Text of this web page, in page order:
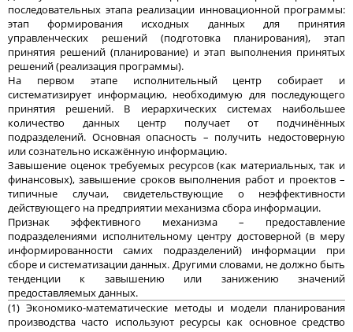
последовательных этапа реализации инновационной программы:
этап формирования исходных данных для принятия
управленческих решений (подготовка планирования), этап
принятия решений (планирование) и этап выполнения принятых
решений (реализация программы).
На первом этапе исполнительный центр собирает и
систематизирует информацию, необходимую для последующего
принятия решений. В иерархических системах наибольшее
количество данных центр получает от подчинённых
подразделений. Основная опасность – получить недостоверную
или сознательно искажённую информацию.
Завышение оценок требуемых ресурсов (как материальных, так и
финансовых), завышение сроков выполнения работ и проектов –
типичные случаи, свидетельствующие о неэффективности
действующего на предприятии механизма сбора информации.
Признак эффективного механизма – предоставление
подразделениями исполнительному центру достоверной (в меру
информированности самих подразделений) информации при
сборе и систематизации данных. Другими словами, не должно быть
тенденции к завышению или занижению значений
предоставляемых данных.
(1) Экономико-математические методы и модели планирования
производства часто используют ресурсы как основное средство